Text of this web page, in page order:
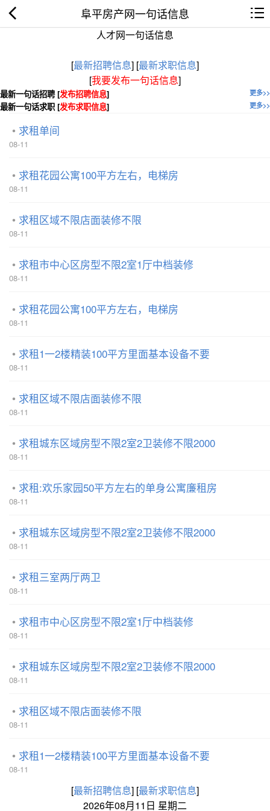
阜平房产网一句话信息
人才网一句话信息
[最新招聘信息] [最新求职信息]
[我要发布一句话信息]
更多>>
最新一句话招聘 [发布招聘信息]
更多>>
最新一句话求职 [发布求职信息]
求租单间
08-11
求租花园公寓100平方左右，电梯房
08-11
求租区域不限店面装修不限
08-11
求租市中心区房型不限2室1厅中档装修
08-11
求租花园公寓100平方左右，电梯房
08-11
求租1一2楼精装100平方里面基本设备不要
08-11
求租区域不限店面装修不限
08-11
求租城东区域房型不限2室2卫装修不限2000
08-11
求租:欢乐家园50平方左右的单身公寓廉租房
08-11
求租城东区域房型不限2室2卫装修不限2000
08-11
求租三室两厅两卫
08-11
求租市中心区房型不限2室1厅中档装修
08-11
求租城东区域房型不限2室2卫装修不限2000
08-11
求租区域不限店面装修不限
08-11
求租1一2楼精装100平方里面基本设备不要
08-11
[最新招聘信息] [最新求职信息]
2026年08月11日 星期二